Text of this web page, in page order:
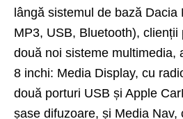
lângă sistemul de bază Dacia
MP3, USB, Bluetooth),
două noi sisteme multimedia,
8 inchi: Media Display, cu
două porturi USB și Apple
șase difuzoare, și Media Nav,